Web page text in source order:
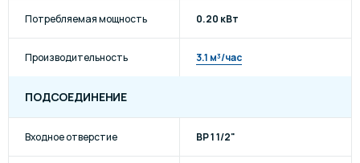
Потребляемая мощность 0.20 кВт
Производительность 3.1 м³/час
ПОДСОЕДИНЕНИЕ
Входное отверстие ВР 1 1/2"